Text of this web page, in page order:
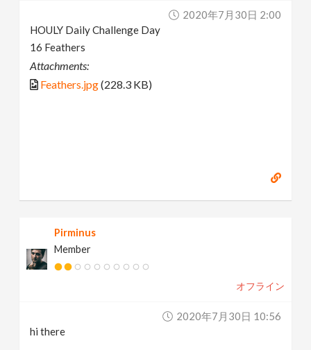
2020年7月30日 2:00
HOULY Daily Challenge Day
16 Feathers
Attachments:
Feathers.jpg(228.3 KB)
Pirminus
Member
オフライン
2020年7月30日 10:56
hi there